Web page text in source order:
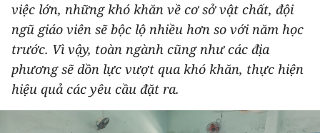
DU LỊCH
THẾ GIỚI
THỂ THAO
GIÁO DỤC
việc lớn, những khó khăn về cơ sở vật chất, đội
ngũ giáo viên sẽ bộc lộ nhiều hơn so với năm học
trước. Vì vậy, toàn ngành cũng như các địa
phương sẽ dồn lực vượt qua khó khăn, thực hiện
hiệu quả các yêu cầu đặt ra.